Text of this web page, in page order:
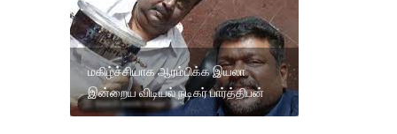
மகிழ்ச்சியாக ஆரம்பிக்க இயலா
இன்றைய விடியல் நடிகர் பார்த்திபன்